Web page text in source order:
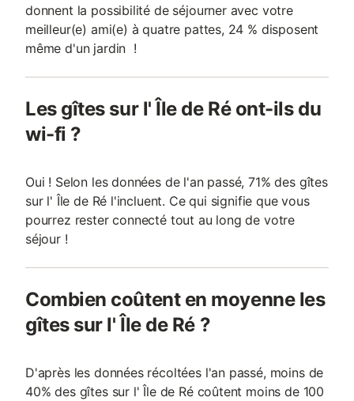
donnent la possibilité de séjourner avec votre
meilleur(e) ami(e) à quatre pattes, 24 % disposent
même d'un jardin !
Les gîtes sur l' Île de Ré ont-ils du
wi-fi ?
Oui ! Selon les données de l'an passé, 71% des gîtes
sur l' Île de Ré l'incluent. Ce qui signifie que vous
pourrez rester connecté tout au long de votre
séjour !
Combien coûtent en moyenne les
gîtes sur l' Île de Ré ?
D'après les données récoltées l'an passé, moins de
40% des gîtes sur l' Île de Ré coûtent moins de 100